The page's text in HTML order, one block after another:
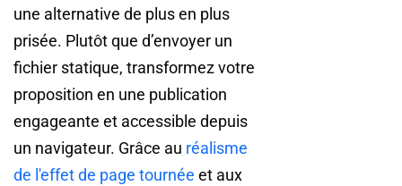
une alternative de plus en plus
prisée. Plutôt que d’envoyer un
fichier statique, transformez votre
proposition en une publication
engageante et accessible depuis
un navigateur. Grâce au réalisme
de l'effet de page tournée et aux